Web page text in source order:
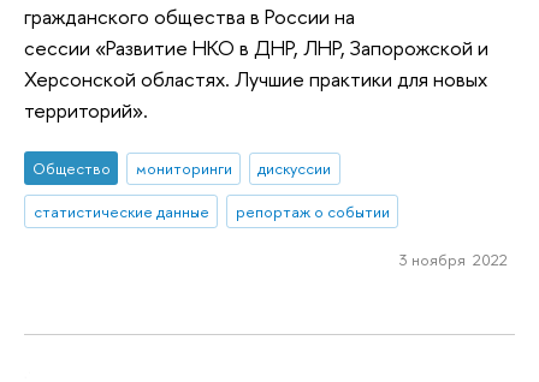
гражданского общества в России на
сессии «Развитие НКО в ДНР, ЛНР, Запорожской и
Херсонской областях. Лучшие практики для новых
территорий».
Общество мониторинги
дискуссии
статистические данные
репортаж о событии
3 ноября 2022